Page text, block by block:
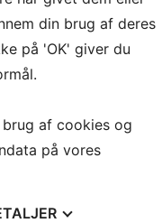
din brug af deres
på 'OK' giver du
af cookies og
på vores